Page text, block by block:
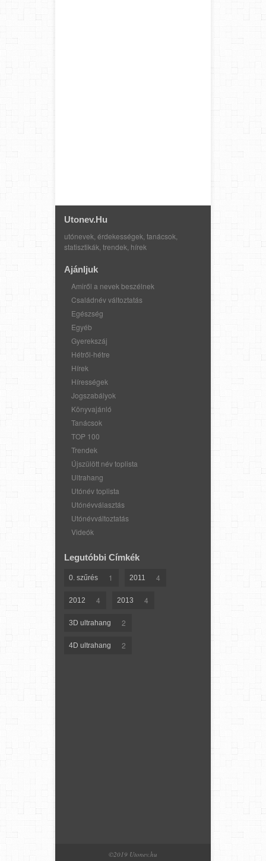
Utonev.hu
utónevek, érdekességek, tanácsok,
statisztikák, trendek, hírek
Ajánljuk
Amiről a nevek beszélnek
Családnév változtatás
Egészség
Egyéb
Gyerekszáj
Hétről-hétre
Hírek
Hírességek
Jogszabályok
Könyvajánló
Tanácsok
TOP 100
Trendek
Újszülött név toplista
Ultrahang
Utónév toplista
Utónévválasztás
Utónévváltoztatás
Videók
Legutóbbi Címkék
0. szűrés 1 2011 4
2012 4 2013 4
3D ultrahang 2
4D ultrahang 2
©2019 Utonev.hu